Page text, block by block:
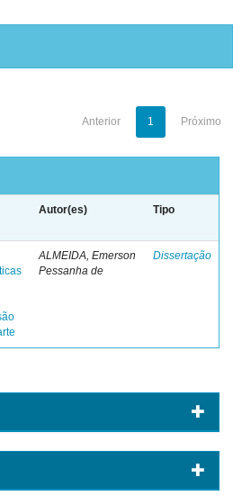
Anterior 1 Próximo
Autor(es) Tipo
ALMEIDA, Emerson
Pessanha de
Dissertação